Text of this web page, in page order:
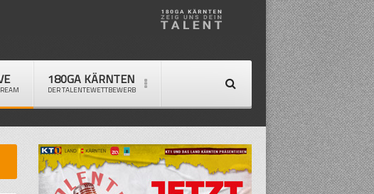
180GA KÄRNTEN
DER TALENTEWETTBEWERB